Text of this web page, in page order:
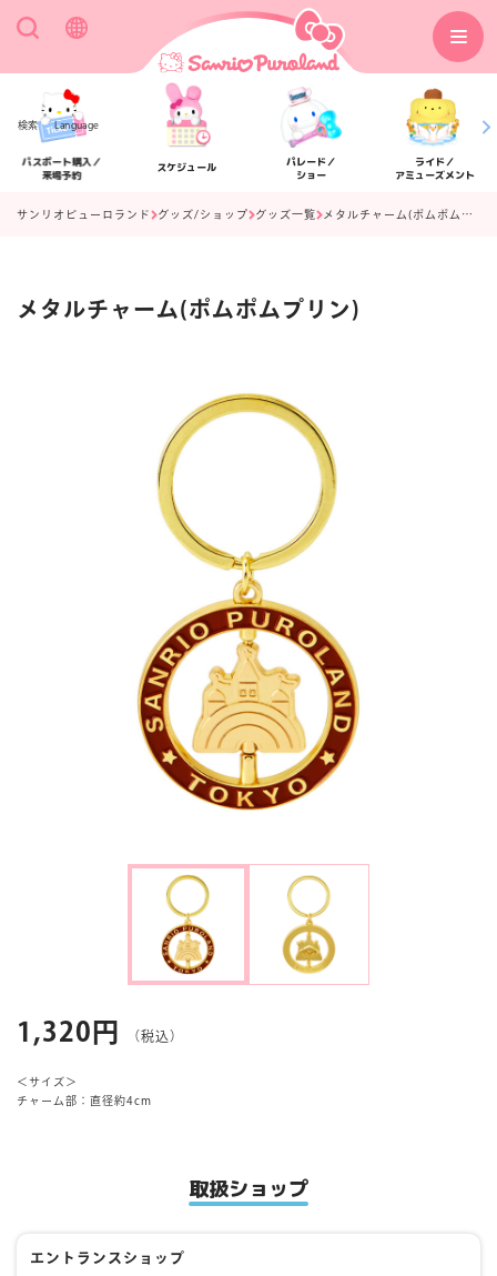
検索 Language
パスポート購入／
来場予約
スケジュール
パレード／
ショー
ライド／
アミューズメント
アクセス フロアマップ
サービスガイド
よくあるご質問 ニュース
公式SNS／アプリ
コラボレーション
イベント
サンリオピューロランド グッズ/ショップ グッズ一覧 メタルチャーム(ポムポムプリン)
メタルチャーム(ポムポムプリン)
1,320円 （税込）
＜サイズ＞
チャーム部：直径約4cm
取扱ショップ
エントランスショップ